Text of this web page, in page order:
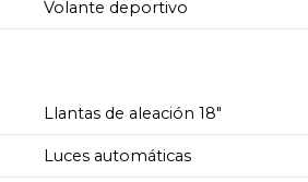
Volante deportivo
Llantas de aleación 18"
Luces automáticas